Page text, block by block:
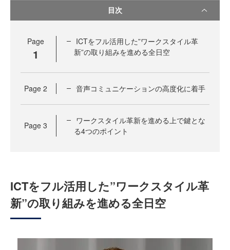
目次
Page
1
ICTをフル活用した”ワークスタイル革
新”の取り組みを進める全日空
Page 2 音声コミュニケーションの高度化に着手
Page 3
ワークスタイル革新を進める上で鍵とな
る4つのポイント
ICTをフル活用した”ワークスタイル革
新”の取り組みを進める全日空